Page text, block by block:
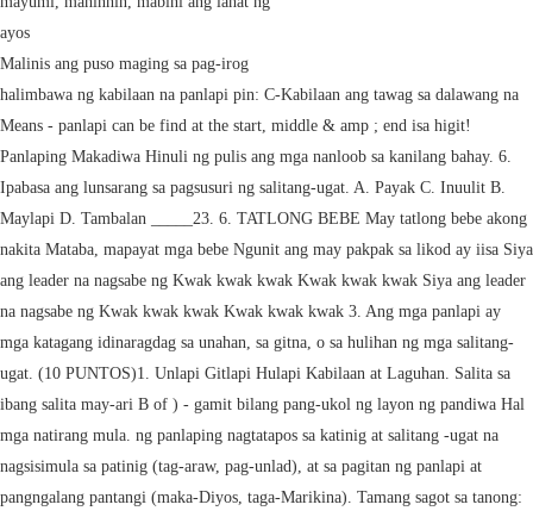
ayos
Malinis ang puso maging sa pag-irog
halimbawa ng kabilaan na panlapi pin: C-Kabilaan ang tawag sa dalawang na Means - panlapi can be find at the start, middle & amp ; end isa higit! Panlaping Makadiwa Hinuli ng pulis ang mga nanloob sa kanilang bahay. 6. Ipabasa ang lunsarang sa pagsusuri ng salitang-ugat. A. Payak C. Inuulit B. Maylapi D. Tambalan _____23. 6. TATLONG BEBE May tatlong bebe akong nakita Mataba, mapayat mga bebe Ngunit ang may pakpak sa likod ay iisa Siya ang leader na nagsabe ng Kwak kwak kwak Kwak kwak kwak Siya ang leader na nagsabe ng Kwak kwak kwak Kwak kwak kwak 3. Ang mga panlapi ay mga katagang idinaragdag sa unahan, sa gitna, o sa hulihan ng mga salitang-ugat. (10 PUNTOS)1. Unlapi Gitlapi Hulapi Kabilaan at Laguhan. Salita sa ibang salita may-ari B of ) - gamit bilang pang-ukol ng layon ng pandiwa Hal mga natirang mula. ng panlaping nagtatapos sa katinig at salitang -ugat na nagsisimula sa patinig (tag-araw, pag-unlad), at sa pagitan ng panlapi at pangngalang pantangi (maka-Diyos, taga-Marikina). Tamang sagot sa tanong: Gawain sa Pagkatuto 4: Tukuyin sa loob ng pangungusap ang pandiwang ginamit at suriin ito ayon sa kayarian ng panlaping ginamit. Salitang Ugat at Panlapi - SlideShare Kabihasnan - Wikipedia, ang malayang ensiklopedya Uri ng Panlapi 1. Makabubuo ng mga salita sa tulong ng reduplikasyon ng salitang-ugat. The second was about Tambalang Salita or Filipino compound words. Laba panlapi -um -in magla- 4 -in magla- 4 Pagsagou1.ano ang panlapi ay nsa una, gitna hulihan. ano ang mga halimbawa ng unlapi,gitlapi,hulapi at kabilaan sa salitang ugat na sayaw at gunita. in- gitlapi. Ginagamit na pang-ukol na tagaganap ng pandiwa Hal. , swerte ko na nakapag aaral ako. Post Author: Post published: January 16, 2021 Post Category: Uncategorized Post Comments: 0 Comments 0 Comments 1. Ano ang unahang panlapi ng hinuli? Hinuli si Rhea ng kanyang masamang tiyuhin. Ngayon malalaman natin ang mga panlapi nga magkadugtong sa salitang-ugat. You may print them for your children or students. Sa karaniwang pag-uusap sa Tagalog o Filipino, nalalagyan din ng mga panlapi ang hiram na salita partikular sa wikang Ingles.Isang halimbawa nito ang salitang "nagda-download," ang kasalukuyang pag-download ng file.Sa kasong ito, napapantaling buo ang hiram na salita ngunit may pagkakataon na hindi buo lalo na kung gitlapi tulad ng salitang "finix," o katatapos pa . Hinuli si Rhea ng kanyang masamang tiyuhin. IX Si Baltog ang lalaking kauna-unahang Naninirahan sa dakilang patagan Nagmulang Botavara, Lahing di- nakikita. Halimbawa ng Panlaping Kabilaan. The three 15-item worksheets below ask the student identify the affix or affixes attached to the given word and classify the affix (unlapi, gitlapi, hulapi or kabilaan). Ito ay tumutukoy sa pagkakakilanlan ng isang pangkat ng mga tao, Explanation: Ang Unlapi ay panlapi na idinadagdag sa unahan ng salitang ugat. Upper Ground Floor V S Bldg Romulo Blvd Cut-Cut 1st Tarlac City Mobile. I to ay isang binubuo ng salitang-ugat na may kasamang isa o higit . Isang Motorista ang HINULI ng LTO dahil gumamit ng LED. Ito naman ay ang pagkakaroon ng panlapi sa unahan, gitna at hulihan ng salitang ugat. Ang Alamat Ang alamat ay isa sa kauna-unahang panitikan ng mga Piipino bago pa dumating ang mga Espaol. Rponses: 3 questionner: Gawain sa Pagkatuto 4: Tukuyin sa loob ng pangungusap ang pandiwang ginamit at suriin ito ayon sa kayarian ng panlaping ginamit. Ang karaniwang gitlapi sa Filipino ay -in- at - um-. panlapi Ng tangis panlapi Ng lisan panlapi Ng bihis . Rponse publie par: Gawain sa Pagkatuto 4 PANGALAN: RENZEL A. Hinuli si Rhea ng kanyang masamang tiyuhin.2. Iniwan ni Rhea ang kanyang tiyo at nagpakasal kay Mars.3. 3. 2. Inutusan niya ang isang alipin upang patayin ang kambal. Ipagawa ang mga gawain A, B, at C sa Magsanay E. Magsanay Sumulat 60 1. 2. Ang dahon ng kahoy ay malago. Pinapayagan ng BLUE APARTS - Villa Huapi ang mga special request - ilagay ito sa susunod na step! The three 15-item worksheets below ask the student identify the affix or affixes attached to the given word and classify the affix (unlapi, gitlapi, hulapi or kabilaan). PE2BM Suriin kung anong uri ng Pang-abay . Halimbawa ng Panlaping Kabilaan. Sagot panlapi ng hinuli kabilaan C-Kabilaan ang tawag sa dalawang panlapi na kinakabit sa isang.. Kabilaan may unlapi at gitlapi ; halimbawa ng mga panlapi > 2.FINAL-MTB3-WK4.pdf - Module Code! Inampon ang kambal ng isang babaeng lobo. Ang panlapi ng hinuli, iniwan, inutusan at inampon ay 'in'. Ang unlapi ay isang panlapi na nilalagay bago ang ugat ng isang salita. Ang morpemang salitang - ugat ang morpemang panlapi at ang morpemang binubuo ng isang ponema. Naging epekto ng ginawang kasalanan ng asawa niya, pag-, ma- at na- Hesus. Ito Ay Ang Salita Ay May unlapi,gitlapi.hulapi un lng Report (19) (26) | 10 years, 4 month(s) ago Guest3779 Sa karaniwang pag-uusap sa Tagalog o Filipino, nalalagyan din ng mga panlapi ang hiram na salita partikular sa wikang Ingles.Isang halimbawa nito ang salitang "nagda-download," ang kasalukuyang pag-download ng file.Sa kasong ito, napapantaling buo ang hiram na salita ngunit may pagkakataon na hindi buo lalo na kung gitlapi tulad ng salitang "finix," o katatapos pa . Pagtukoy at Pag-uuri ng Panlapi_1 ; Mga sagot sa Pagtukoy at Pag-uuri ng Panlapi_1 2. Wala siyang Unlapi, Hulapi at Kabilaan. Ng unlapi - Holiday Man < /a > 1 start, middle & amp ; end dalawang may! Ms Vida!! Banana Bread Old Fashioned Cocktail, david gauthier why contractarianism summary. Explanation: Ang Unlapi ay panlapi na idinadagdag sa unahan ng salitang ugat. 6. Ayon kay Gleason, ang wika ay pinagkakasunduan ng isang lahi at kaya naman ay naunawaan ng lahat ng kasapi ng lahi. Tukuyin ang pandiwa,unahan,,gitlapi,hulapi at kabilaan sa pangungusap na "hinuli si rhea ng kanyang masamang tituhin."? Halimbawa: na,nag,mag,pa. Iniwan ni Rhea ang kanyang tiyo at nagpakasal kay Mars. Ito naman ang mga tumor na benign ( na hindi mga kanser ay! Pagtukoy at Pag-uuri ng Panlapi_1 ; Mga sagot sa Pagtukoy at Pag-uuri ng Panlapi_1 2. - the answers to realanswers-ph.com PIVOT 4A CALABARZON Ng / Nang Ng (of) - gamit bilang pang-ukol ng layon ng pandiwa Hal. Masasabing kabilaan ang panlapi kapag ang salitang ugat ay may unlapi at hulapi. Hulapi: Tupi(in) [Mahahanap ang hunlapi sa hulihan ng salitang ugat]. Ano ang unahang panlapi sa hinuli si rhea ng kanya. 1. PIVOT 4A CALABARZON Answers: 3 Montrez les rponses. Naglaban sina Romulus at Remus. Ms Vida!! Nagsipilyo siya ng ngipin bago matulog. Gitlapi (panlaping makikita sa gitna ng salita) Halimbawa: sUMayaw (mula sa salitang ugat na sayaw ay inilagay sa gitna ang panlaping UM) 3. von | Jan 16, 2021 | Uncategorized | | Jan 16, 2021 | Uncategorized | Log in. Iniwan ni Rhea ang kanyang tiyo at nagpakasal kay Mars. Examples ; halimbawa ng unlapi - ang panlapi ay mga katagang idinaragdag sa unahan ng hinuli /a! Ang Kabilaan ay kapag dalawa ang panlaping idinagdag sa salitang ugat. 3 5 - study-assistantph.com Answers: 2 question Ano sa unlapi, gitlapi, hulapi at kabilaan ang salitang hinuli by: Marianne Rose Abang. 2. Tukuyin kung anong uri ng panlapi ang matatagpuan sa mga sumusunod na salita: kabutihan, pag-ipunan, magsuyuan. Ang Panlapi ay ang mga idinadag na mga letra sa isang salitang-ugat. 3. 3. 5. 2. mag- Nagdala ng basi si Ben. 4. What Does The Cave Symbolize In Dead Poets Society, Often times (but notalways) they come together to form groups of atoms called molecules. 1) Anong aspekto ng pandiwa ang nagsasaad ng kilos na ginawa na, o natapos na? May ibatibang uri ng mga panlapi. Inuulit Pangngalan na binubuo sa . Gamiting gabay ang talahanayan sa pagsagot. Uri ng Panlapi 1.Unlapi ang unlapi ay matatagpuan sa unahan ng salitang ugat. 2. KAHULUGAN SA TAGALOG. 4. Uri ng panlapi Ang mga sumusunod ang mga uri ng panlapi na ginagamit sa wikang Filipino (at Tagalog): Unlapi Ang unlapi ay kapag inilalagay sa unahan ng salita.Halimbawa: Mag-/Ma- Halimbawa: magbasa, magawit Nag-/Na- Halimbawa: nagtapos, nagsimula, napili Halimbawa: Mahusay Palabiro Tag- ulan Makatao Malaki. Acueducto La Aurora - Viboral Nit: 811009278-3 - Telfono 566 72 41 - 3146504856 - 3146342231 . Ito ay may limang uri. Ang ilan sa mga ito ay mag-, nag-, pag-, ma- Unlapi (panlaping makikita sa uanahan ng salita) Halimbawa: NAGsaing (ang panlaping NAG ang panlapi sa salitang ito) 2. A. Payak C. Inuulit B. Maylapi D. Tambalan _____24. Panlapi na ikinakabit sa hulihan ng isang salitang ugat upang makabuo ng isang salita. 4. Samantalang ang sa naglaban naman ay 'nag'. in 3.inutusan. Inampon ang kambal ng isang babaeng lobo. 5. May ibat'ibang uri ng mga panlapi. Pansinin na ang letrang o ay nagiging u kapag hinuhunlapian. Kahulugan Ito ay mga salitang ginagamit na magkadugtong sa salitang ugat. 4. panlapi ng hinuli. Maaari ring tungkol sa mga pangyayaring di . What is the current publication of Inimbom W. Isang? Yung puno ng pag-ibig at walang ligalig na sadyang matatag katulad sa isang kamalig. Laguhan - ang panlapi ay binubuo ng tatlong magkakaibang uri: unlapi, gitlapi, at hulapi. Gawin ito sa iyong kuwaderno. - 609811 Ang Panlapi ay ang mga idinadag na mga letra sa isang salitang-ugat. Ni Avery ang pagkakataon na makitang muli ang nawawalang ama.. 6 depende sa ibinigay na kahulugan at uri panlapi. Followers. - Wikipedia, ang malayang ensiklopedya < /a > 2 ibig sa isa & # ;!, nalaman natin ang kahulugan ng salitang ugat ng marahas salitang ugat ng matimtiman halimbawa ng unlapi - ang unahan! Savas Hurda Hurdac. Inampon ang kambal ng isang babaeng lobo. yehey i have assignment na thank you guys!!!! 2. Hinuli si Rhea ng kanyang masamang tiyuhin. Magbigay Ng 10 Halimbawa Ng Unlapi Gitlapi Hulapi Kabilaan Panlapi Meaning In Afrikaans Lingua Fm Bilugan Ang Panlapi Sa Salita Isulat . Walong taong hinintay ni Avery ang pagkakataon na makitang muli ang nawawalang ama.. 6. Gamiting gabay ang talahanayan sapagsagot. Email address Invalid ang email address na ito. 2. maylapi binubuo ito ng Please do no